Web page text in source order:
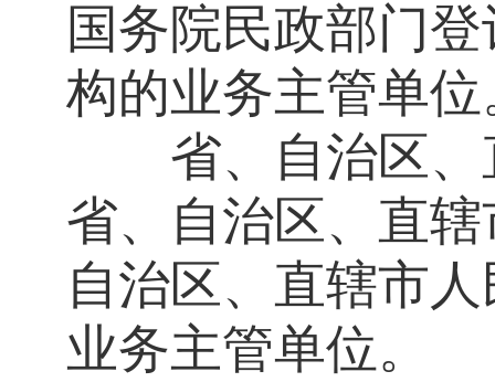
国务院民政部门
构的业务主管单位
省、自治区、
省、自治区、直
自治区、直辖市
业务主管单位。